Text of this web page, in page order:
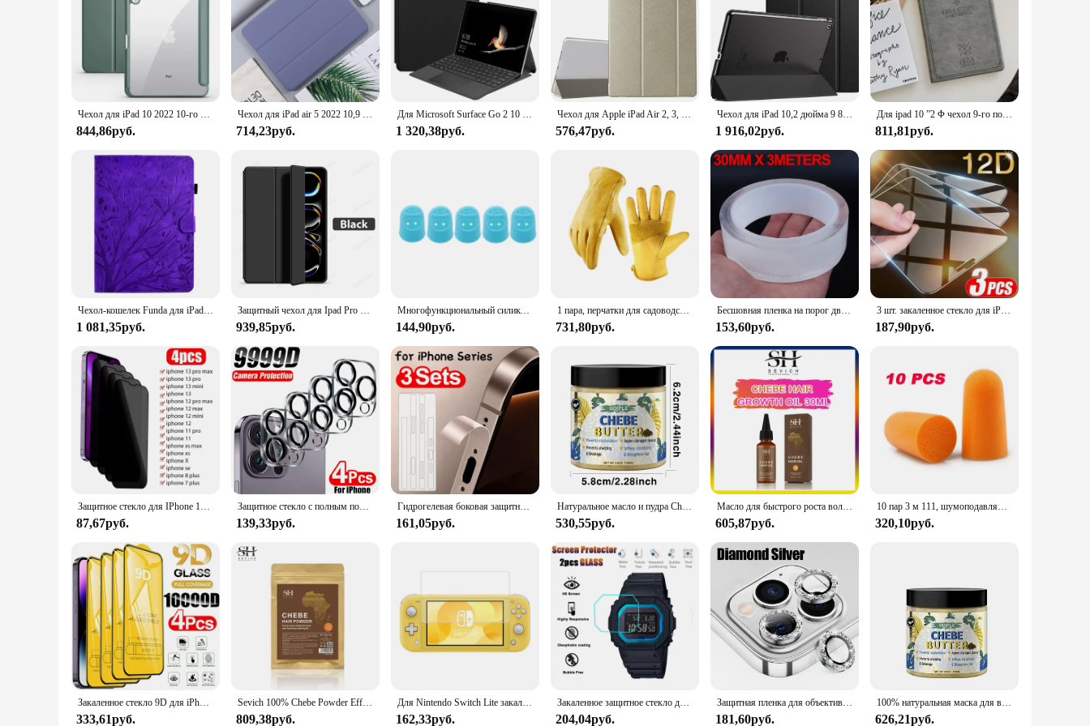
Чехол для iPad 10 2022 10-го поколения 10,9, прозрачный жесткий чехол для ПК, чехол для Apple iPad Air 6 5 4 Gen 7 8 9 10,2 10,5 дюймов
844,86руб.
Чехол для iPad air 5 2022 10,9 Pro 11 дюймов 2024 с чехлом-держателем для карандашей 2018 9,7 Air 2/3 10,5 2021 10,2 6/7/8/9/10-го поколения
714,23руб.
Для Microsoft Surface Go 2 10 дюймов Чехол-подставка может удерживать поверхность клавиатуры чехол для Surface Go 2 Go3 Go4
1 320,38руб.
Чехол для Apple iPad Air 2, 3, 4, 5, 6, 7, 8, 9, 10 поколения, 9,7, 10,2, 10,9, 11,0, 2017, 2018, откидной смарт-чехол для планшета, защитные чехлы
576,47руб.
Чехол для iPad 10,2 дюйма 9 8 7 поколения, чехол для iPad 10 2 дюйма 2021 2020 2019, умный чехол, Магнитный чехол
1 916,02руб.
Для ipad 10 ”2 Φ чехол 9-го поколения для ipad air 3 pro 10,5 2017 2018 для iPad 9,7 5th 6th mini 5 Φ для ipad air 2
811,81руб.
Чехол-кошелек Funda для iPad 10-го 9-го поколения с тиснением для iPad 10,2 9,7 Pro 10,5 Mini 7 6, чехол для iPad 10 9 8 7 6 Air 2
1 081,35руб.
Защитный чехол для Ipad Pro 13 11 M4 M2 12,9 6th 2024 Air 11 5 4 3 2 1
939,85руб.
Многофункциональный силиконовый защитный чехол для пальцев, кухонный инструмент для приготовления пищи, устойчивый к порезам, термостойкий, нескользящий, защита для пальцев
144,90руб.
1 пара, перчатки для садоводства, рабочие перчатки, устойчивые к порезом перчатки для обрезки роз, повседневные защитные перчатки из 100 воловьей кожи
731,80руб.
Бесшовная пленка на порог двери автомобиля, защита от царапин на краях двери, износостойкая Защитная пленка для автомобильной краски, наклейка на бампер
153,60руб.
3 шт. закаленное стекло для iPhone 14 13 12 11 15 Pro Max Mini Защитная пленка для экрана для iPhone XR X XS MAX 7 8 Plus 16 Защитное стекло
187,90руб.
Защитное стекло для IPhone 11, 13, 12 Pro Max Mini, 1-4 шт.
87,67руб.
Защитное стекло с полным покрытием для iPhone, 4 шт., защита для камеры для iPhone 11, 12, 13, 14, 15 Pro Max, 13, 14 Mini, не влияет на ночное
139,33руб.
Гидрогелевая боковая защитная наклейка для iPhone 16, 15, 14 Plus, 13 Pro Max, рамка с защитой от царапин, чехлы для iPhone 16
161,05руб.
Натуральное масло и пудра Chebe, увлажнение и кондиционирование, секущие концы, поврежденные волосы, продукт для ухода за волосами Chebe, защита здоровья кожи головы
530,55руб.
Масло для быстрого роста волос АФРИКАНСКАЯ сумасшедшая тяга Alopecia Chebe маска для волос против разрыва волос усилитель волос спрей для лечения выпадения волос
605,87руб.
10 пар 3 м 111, шумоподавляющие беруши Norope, медленный отскок, мягкие беруши из пенопласта, защитные наушники для сна и плавания
320,10руб.
Закаленное стекло 9D для iPhone 16 Pro Max 15 14 13 12 11 Mini Защитное стекло для iPhone X XR XS Max 7 8 14 Plus
333,61руб.
Sevich 100% Chebe Powder Effective Growthing Hair Improves Hair Density Nourishes Follicles Fast Regrowth Hair Product 100g
809,38руб.
Для Nintendo Switch Lite закаленное стекло HD защитная пленка для экрана набор игр против царапин и аксессуары для Swith Lite защитная пленка
162,33руб.
Закаленное защитное стекло для Casio G Shock, 2 шт.
204,04руб.
Защитная пленка для объектива камеры IPhone 11 12 13 Pro Max Mini 15 Pro Max Diamond Металлическое защитное стекло для iPhone 14 Plus Стекло для объектива
181,60руб.
100% натуральная маска для волос с маслом жевательного масла, способствует росту, масляная Увлажняющая восстанавливающая пудра против выпадения волос
626,21руб.